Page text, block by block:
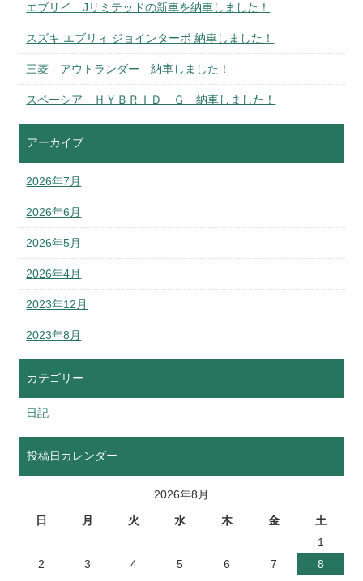
エブリイ Jリミテッドの新車を納車しました！
スズキ エブリィ ジョインターボ 納車しました！
三菱 アウトランダー 納車しました！
スペーシア ＨＹＢＲＩＤ Ｇ 納車しました！
アーカイブ
2026年7月
2026年6月
2026年5月
2026年4月
2023年12月
2023年8月
カテゴリー
日記
投稿日カレンダー
2026年8月
日
月 火 水 木 金
土
1
2
3 4 5 6 7
8